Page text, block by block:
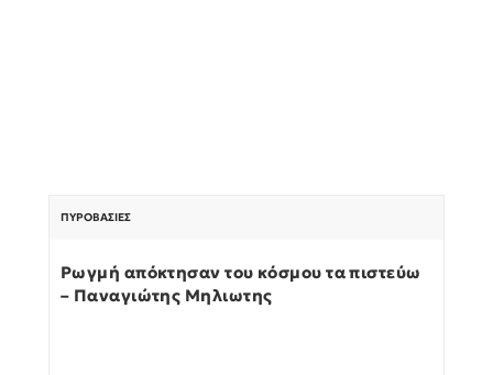
ΠΥΡΟΒΑΣΊΕΣ
Ρωγμή απόκτησαν του κόσμου τα πιστεύω
– Παναγιώτης Μηλιωτης